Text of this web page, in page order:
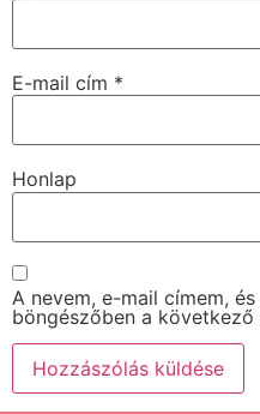
E-mail cím *
Honlap
A nevem, e-mail címem,
böngészőben a